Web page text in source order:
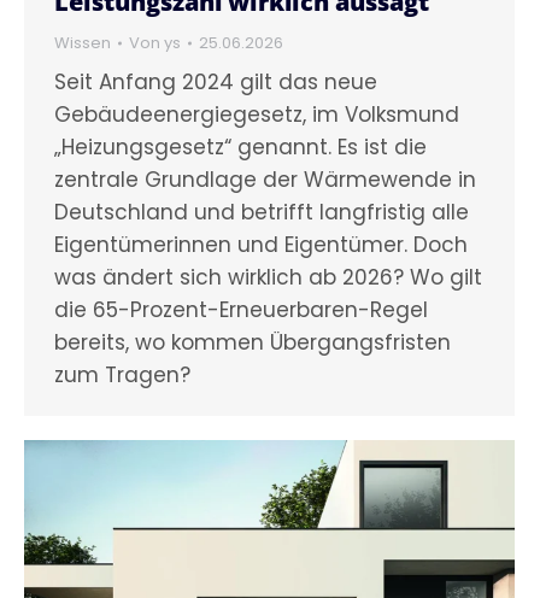
Wissen Von ys 25.06.2026
Seit Anfang 2024 gilt das neue
Gebäudeenergiegesetz, im Volksmund
„Heizungsgesetz“ genannt. Es ist die
zentrale Grundlage der Wärmewende in
Deutschland und betrifft langfristig alle
Eigentümerinnen und Eigentümer. Doch
was ändert sich wirklich ab 2026? Wo gilt
die 65-Prozent-Erneuerbaren-Regel
bereits, wo kommen Übergangsfristen
zum Tragen?